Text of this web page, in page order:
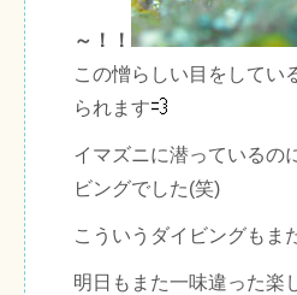
～！！
この憎らしい目をしてい
られます
イマズニに潜っているの
ビングでした(笑)
こういうダイビングもま
明日もまた一味違った楽